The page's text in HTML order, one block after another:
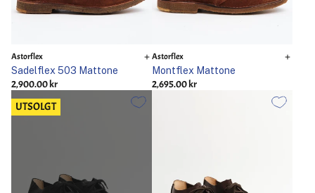
Astorflex
Sadelflex 503 Mattone
2,900.00 kr
Astorflex
Montflex Mattone
2,695.00 kr
UTSOLGT